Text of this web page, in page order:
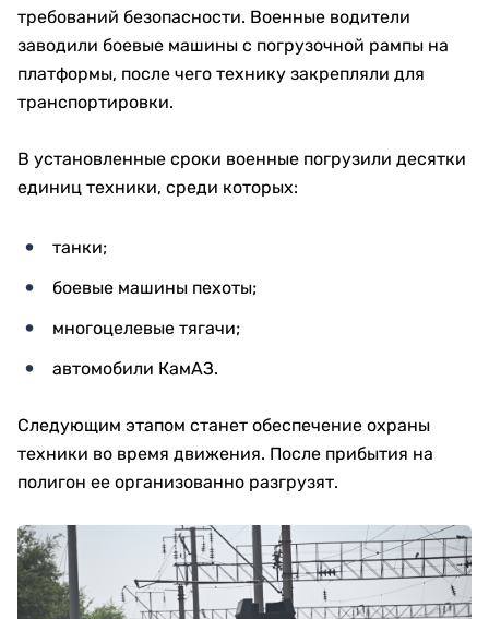
требований безопасности. Военные водители
заводили боевые машины с погрузочной рампы на
платформы, после чего технику закрепляли для
транспортировки.
В установленные сроки военные погрузили десятки
единиц техники, среди которых:
танки;
боевые машины пехоты;
многоцелевые тягачи;
автомобили КамАЗ.
Следующим этапом станет обеспечение охраны
техники во время движения. После прибытия на
полигон ее организованно разгрузят.